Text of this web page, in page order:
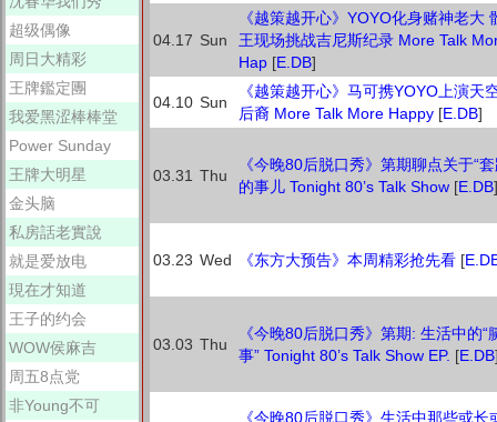
超级偶像
周日大精彩
王牌鑑定團
我爱黑涩棒棒堂
Power Sunday
王牌大明星
金头脑
私房話老實說
就是爱放电
現在才知道
王子的约会
WOW侯麻吉
周五8点党
非Young不可
04.17 Sun
《越策越开心》YOYO化身赌神老大
王现场挑战吉尼斯纪录 More Talk
Hap [E.DB]
04.10 Sun
《越策越开心》马可携YOYO上演天
后裔 More Talk More Happy [E.DB]
03.31 Thu
《今晚80后脱口秀》第期聊点关于“套
的事儿 Tonight 80’s Talk Show [E.DB]
03.23 Wed 《东方大预告》本周精彩抢先看 [
03.03 Thu
《今晚80后脱口秀》第期: 生活中的“
事” Tonight 80’s Talk Show EP. [E.DB
《今晚80后脱口秀》生活中那些或长